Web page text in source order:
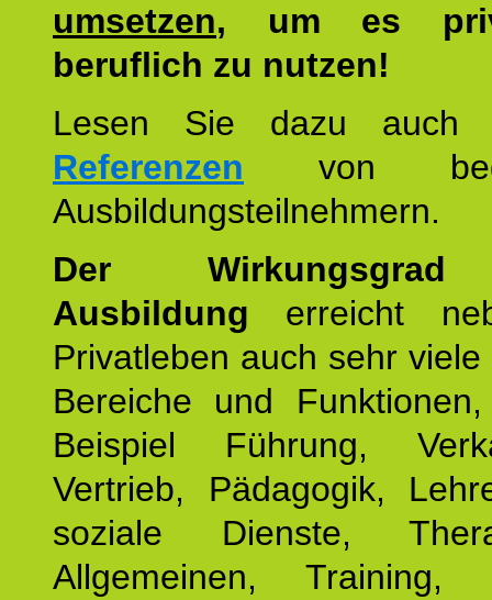
umsetzen, um es
beruflich zu nutzen!
Lesen Sie dazu
Referenzen von
Ausbildungsteilnehmern.
Der
Ausbildung erreicht
Privatleben auch sehr
Bereiche und
Beispiel Führung,
Vertrieb, Pädagogik,
soziale Dienste,
Allgemeinen, Training,